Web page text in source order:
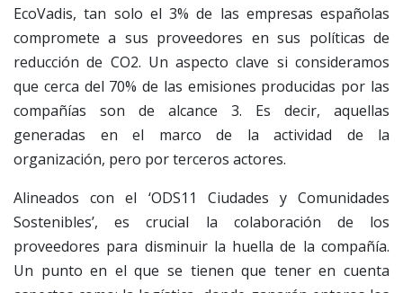
EcoVadis, tan solo el 3% de las empresas españolas
compromete a sus proveedores en sus políticas de
reducción de CO2. Un aspecto clave si consideramos
que cerca del 70% de las emisiones producidas por las
compañías son de alcance 3. Es decir, aquellas
generadas en el marco de la actividad de la
organización, pero por terceros actores.
Alineados con el ‘ODS11 Ciudades y Comunidades
Sostenibles’, es crucial la colaboración de los
proveedores para disminuir la huella de la compañía.
Un punto en el que se tienen que tener en cuenta